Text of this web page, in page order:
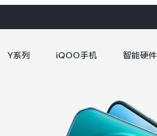
Y系列 iQOO手机 智能硬件